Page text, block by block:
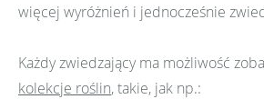
więcej wyróżnień i jednocześnie
Każdy zwiedzający ma możliwość
kolekcje roślin, takie, jak np.: